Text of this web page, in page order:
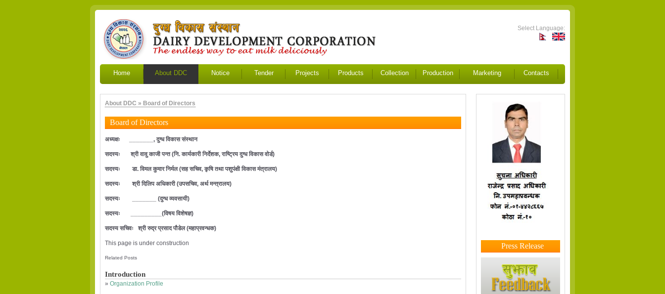
Select Language:
Home About DDC Notice Tender Projects Products Collection Production Marketing Contacts
About DDC » Board of Directors
Board of Directors
अध्यक्षः _______, दुग्ध विकास संस्थान
सदस्यः श्री वावु काजी पन्त (नि. कार्यकारी निर्देशक, राष्ट्रिय दुग्ध विकास वोर्ड)
सदस्यः डा. विमल कुमार निर्मल (सह सचिव, कृषि तथा पशुपंक्षी विकास मंत्रालय)
सदस्यः श्री दिलिप अधिकारी (उपसचिव, अर्थ मन्त्रालय)
सदस्यः _______ (दुग्ध व्यवसायी)
सदस्यः _________(विषय विशेषज्ञ)
सदस्य सचिवः श्री रुद्र प्रसाद पौडेल (महाप्रवन्धक)
This page is under construction
Related Posts
Introduction
» Organization Profile
Press Release